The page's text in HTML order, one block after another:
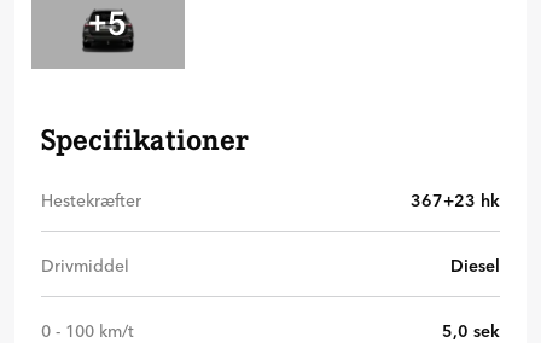
+5
Specifikationer
Hestekræfter 367+23 hk
Drivmiddel Diesel
0 - 100 km/t 5,0 sek